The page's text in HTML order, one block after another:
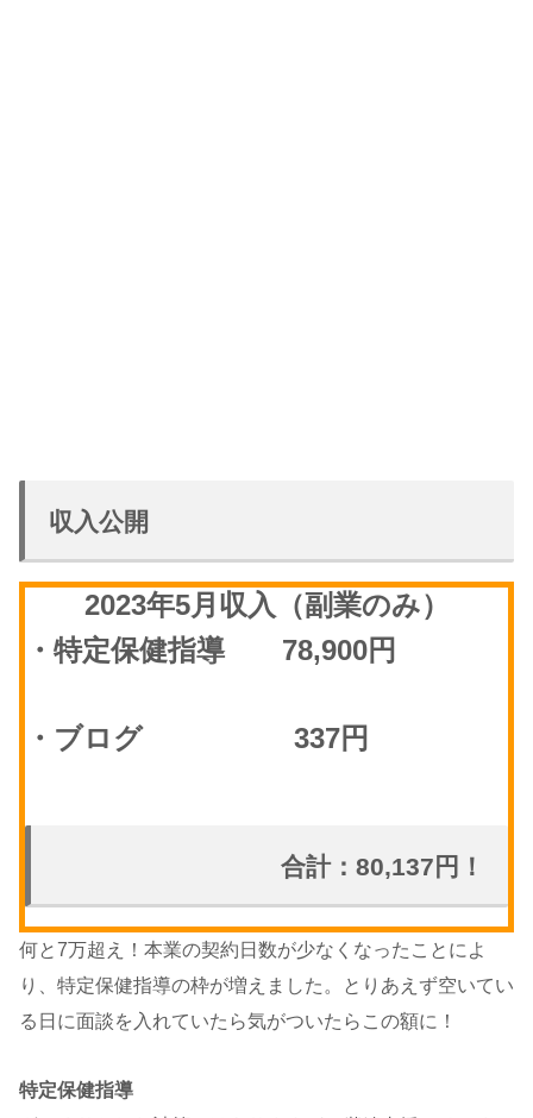
収入公開
2023年5月収入（副業のみ）
・特定保健指導 78,900円
・ブログ 337円
合計：80,137円！
何と7万超え！本業の契約日数が少なくなったことによ
り、特定保健指導の枠が増えました。とりあえず空いてい
る日に面談を入れていたら気がついたらこの額に！
特定保健指導